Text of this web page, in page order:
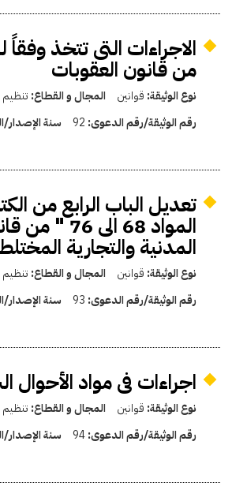
من قانون العقوبات
نوع الوثيقة: قوانين المجال و القطاع:
رقم الوثيقة/رقم الدعوى: 92 سنة الإصدار/
تعديل الباب الرابع من
المواد 68 الى
المدنية والتجارية المختلط
نوع الوثيقة: قوانين المجال و القطاع:
رقم الوثيقة/رقم الدعوى: 93 سنة الإصدار/
اجراءات فى مواد
نوع الوثيقة: قوانين المجال و القطاع:
رقم الوثيقة/رقم الدعوى:94 سنة الإصدار/